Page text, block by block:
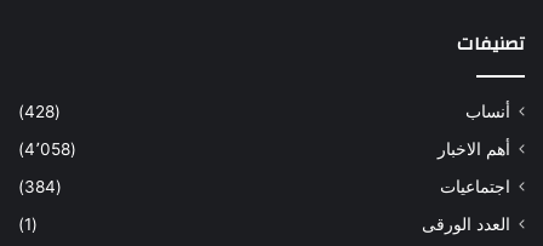
تصنيفات
أنساب
(428)
أهم الاخبار
(4٬058)
اجتماعيات
(384)
العدد الورقى
(1)